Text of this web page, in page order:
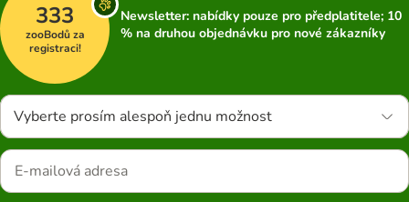
333
zooBodů za
registraci!
Newsletter: nabídky pouze pro předplatitele; 10
% na druhou objednávku pro nové zákazníky
Vyberte prosím alespoň jednu možnost